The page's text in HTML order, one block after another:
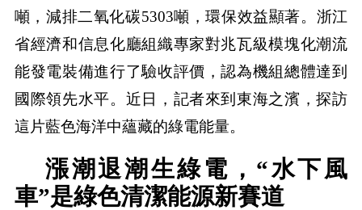
噸，減排二氧化碳5303噸，環保效益顯著。浙江
省經濟和信息化廳組織專家對兆瓦級模塊化潮流
能發電裝備進行了驗收評價，認為機組總體達到
國際領先水平。近日，記者來到東海之濱，探訪
這片藍色海洋中蘊藏的綠電能量。
漲潮退潮生綠電，“水下風
車”是綠色清潔能源新賽道